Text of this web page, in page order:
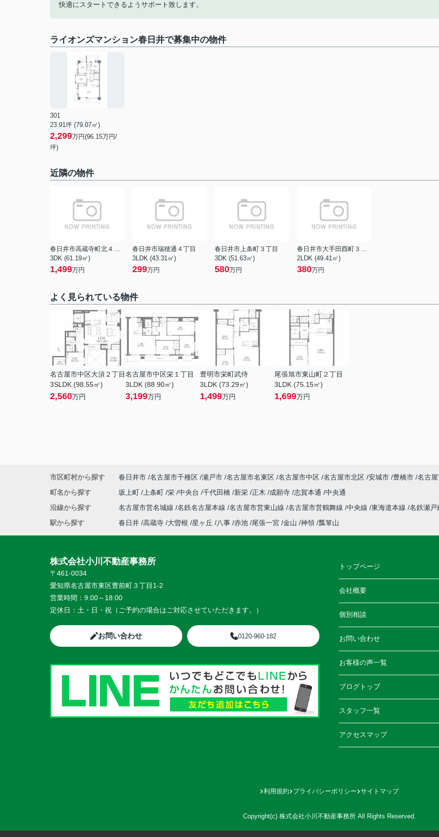
快適にスタートできるようサポート致します。
ライオンズマンション春日井で募集中の物件
301
23.91坪 (79.07㎡)
2,299万円(96.15万円/
坪)
近隣の物件
春日井市高蔵寺町北４丁目
3DK (61.19㎡)
1,499万円
春日井市瑞穂通４丁目
3LDK (43.31㎡)
299万円
春日井市上条町３丁目
3DK (51.63㎡)
580万円
春日井市大手田酉町３丁目
2LDK (49.41㎡)
380万円
よく見られている物件
名古屋市中区大須２丁目
3SLDK (98.55㎡)
2,560万円
名古屋市中区栄１丁目
3LDK (88.90㎡)
3,199万円
豊明市栄町武侍
3LDK (73.29㎡)
1,499万円
尾張旭市東山町２丁目
3LDK (75.15㎡)
1,699万円
市区町村から探す 春日井市 名古屋市千種区 瀬戸市 名古屋市名東区 名古屋市中区 名古屋市北区 安城市 豊橋市 名古
町名から探す
坂上町 上条町 栄 中央台 千代田橋 新栄 正木 成願寺 志賀本通
中央通
沿線から探す
名古屋市営名城線 名鉄名古屋本線 名古屋市営東山線 名古屋市営鶴舞線 中央線 東海道本線 名鉄瀬戸
駅から探す
春日井 高蔵寺 大曽根 星ヶ丘 八事 赤池 尾張一宮 金山 神領 瓢箪山
株式会社小川不動産事務所
〒461-0034
愛知県名古屋市東区豊前町３丁目1-2
営業時間： 9:00～18:00
定休日： 土・日・祝（ご予約の場合はご対応させていただきます。）
お問い合わせ 0120-960-182
トップページ
会社概要
個別相談
お問い合わせ
お客様の声一覧
ブログトップ
スタッフ一覧
アクセスマップ
利用規約 プライバシーポリシー サイトマップ
Copyright(c) 株式会社小川不動産事務所 All Rights Reserved.